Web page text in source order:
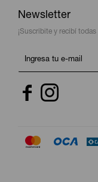
Newsletter
¡Suscribite y recibí
 